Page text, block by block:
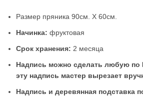
Размер пряника 90см. Х 60см.
Начинка: фруктовая
Срок хранения: 2 месяца
Надпись можно сделать любую по
эту надпись мастер вырезает
Надпись и деревянная подставка